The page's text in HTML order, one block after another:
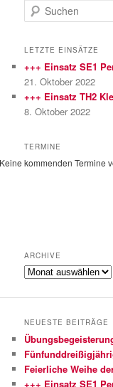
u
h
n
LETZTE EINSÄTZE
+++ Einsatz SE1
21. Oktober 2022
+++ Einsatz TH2
8. Oktober 2022
TERMINE
Keine kommenden Termine
ARCHIVE
Archive
NEUESTE BEITRÄGE
Feierliche Weihe
+++ Einsatz SE1